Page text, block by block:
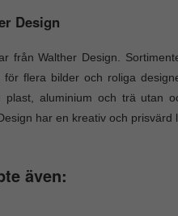
Design
från Walther Design.
för flera bilder och roliga
aluminium och trä utan
har en kreativ och prisvärd
även: